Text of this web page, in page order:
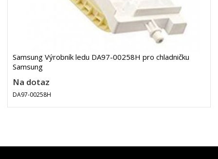
Samsung Výrobník ledu DA97-00258H pro chladničku
Samsung
Na dotaz
DA97-00258H